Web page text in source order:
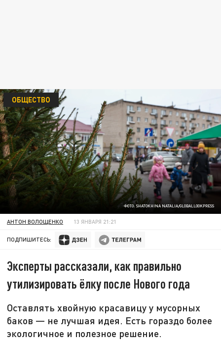
ФОТО: SHATOKHINA NATALIA/GLOBALLOOKPRESS
ОБЩЕСТВО
АНТОН ВОЛОЩЕНКО 13 ЯНВАРЯ 21:21
ПОДПИШИТЕСЬ:
Эксперты рассказали, как правильно
утилизировать ёлку после Нового года
Оставлять хвойную красавицу у мусорных
баков — не лучшая идея. Есть гораздо более
экологичное и полезное решение.